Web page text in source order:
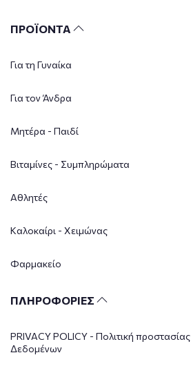
ΠΡΟΪΟΝΤΑ
Για τη Γυναίκα
Για τον Άνδρα
Μητέρα - Παιδί
Βιταμίνες - Συμπληρώματα
Αθλητές
Καλοκαίρι - Χειμώνας
Φαρμακείο
ΠΛΗΡΟΦΟΡΙΕΣ
PRIVACY POLICY - Πολιτική
Δεδομένων